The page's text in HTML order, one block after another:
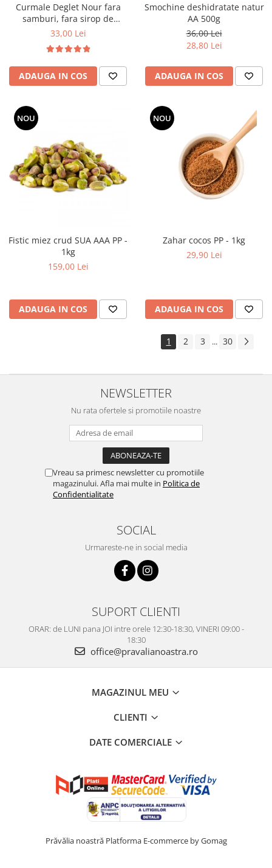
Curmale Deglet Nour fara
samburi, fara sirop de
glucoza 5 kg VRAC
33,00 Lei
ADAUGA IN COS
Smochine deshidratate natur
AA 500g
36,00 Lei
28,80 Lei
ADAUGA IN COS
NOU
Fistic miez crud SUA AAA PP -
1kg
159,00 Lei
ADAUGA IN COS
NOU
Zahar cocos PP - 1kg
29,90 Lei
ADAUGA IN COS
1 2 3 ... 30
NEWSLETTER
Nu rata ofertele si promotiile noastre
Vreau sa primesc newsletter cu promotiile
magazinului. Afla mai multe in Politica de
Confidentialitate
SOCIAL
Urmareste-ne in social media
SUPORT CLIENTI
ORAR: de LUNI pana JOI intre orele 12:30-18:30, VINERI 09:00 -
18:30
office@pravalianoastra.ro
MAGAZINUL MEU
CLIENTI
DATE COMERCIALE
Prăvălia noastră Platforma E-commerce by Gomag